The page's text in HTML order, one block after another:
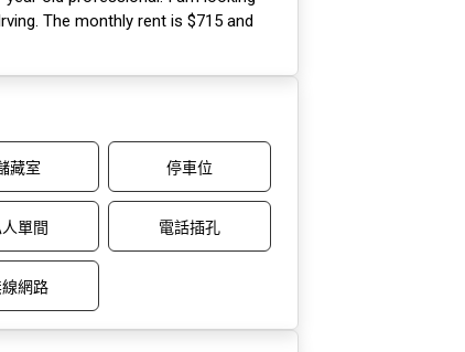
The monthly rent is $715 and
藏室 停車位
單間 電話插孔
網路